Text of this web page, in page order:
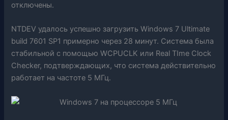
отключены.
NTDEV удалось успешно загрузить Windows 7 Ultimate
build 7601 SP1 примерно через 28 минут. Система была
стабильной с помощью WCPUCLK или Real TIme Clock
Checker, подтверждающих, что система действительно
работает на частоте 5 МГц.